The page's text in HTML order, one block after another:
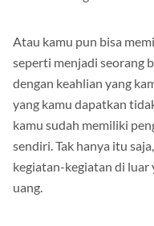
Atau kamu pun bisa
seperti menjadi seorang
dengan keahlian yang
yang kamu dapatkan
kamu sudah memiliki
sendiri. Tak hanya itu